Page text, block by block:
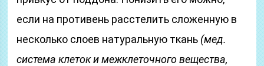
если на противень расстелить сложенную в
несколько слоев натуральную ткань (мед.
система клеток и межклеточного вещества,